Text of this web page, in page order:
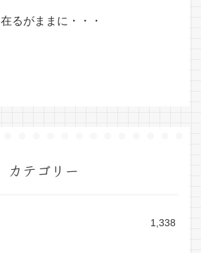
在るがままに・・・
カテゴリー
1,338